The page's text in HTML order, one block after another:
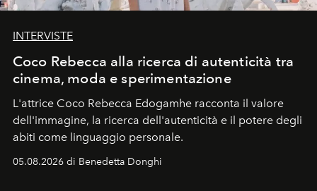
INTERVISTE
Coco Rebecca alla ricerca di autenticità tra
cinema, moda e sperimentazione
L'attrice Coco Rebecca Edogamhe racconta il valore
dell'immagine, la ricerca dell'autenticità e il potere degli
abiti come linguaggio personale.
05.08.2026 di Benedetta Donghi